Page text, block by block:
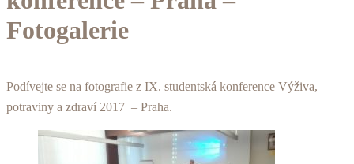
Fotogalerie
Podívejte se na fotografie z IX. studentská konference Výživa,
potraviny a zdraví 2017 – Praha.